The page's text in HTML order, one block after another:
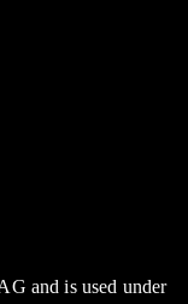
and is used under